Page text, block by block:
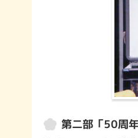
第二部「50周